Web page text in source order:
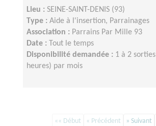
Lieu : SEINE-SAINT-DENIS (93)
Type : Aide à l'insertion, Parrainages
Association : Parrains Par Mille 93
Date :
Tout le temps
Disponibilité demandée : 1 à 2
heures) par mois
«« Début « Précédent » Suivant